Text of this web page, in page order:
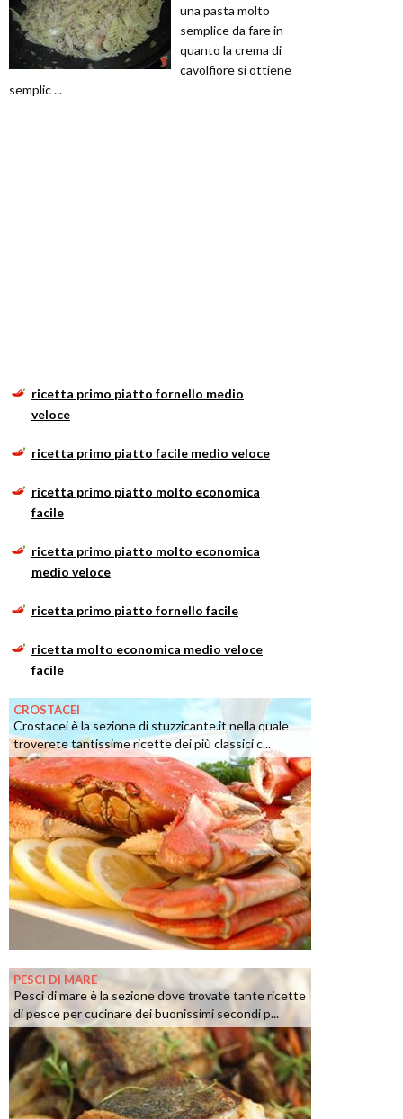
una pasta molto
semplice da fare in
quanto la crema di
cavolfiore si ottiene
semplic ...
ricetta primo piatto fornello medio
veloce
ricetta primo piatto facile medio veloce
ricetta primo piatto molto economica
facile
ricetta primo piatto molto economica
medio veloce
ricetta primo piatto fornello facile
ricetta molto economica medio veloce
facile
CROSTACEI
Crostacei è la sezione di stuzzicante.it nella quale
troverete tantissime ricette dei più classici c...
PESCI DI MARE
Pesci di mare è la sezione dove trovate tante ricette
di pesce per cucinare dei buonissimi secondi p...